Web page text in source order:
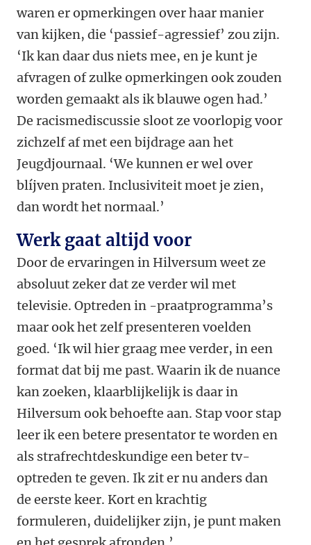
waren er opmerkingen over haar manier
van kijken, die ‘passief-agressief’ zou zijn.
‘Ik kan daar dus niets mee, en je kunt je
afvragen of zulke opmerkingen ook zouden
worden gemaakt als ik blauwe ogen had.’
De racismediscussie sloot ze voorlopig voor
zichzelf af met een bijdrage aan het
Jeugdjournaal. ‘We kunnen er wel over
blíjven praten. Inclusiviteit moet je zien,
dan wordt het normaal.’
Werk gaat altijd voor
Door de ervaringen in Hilversum weet ze
absoluut zeker dat ze verder wil met
televisie. Optreden in -praatprogramma’s
maar ook het zelf presenteren voelden
goed. ‘Ik wil hier graag mee verder, in een
format dat bij me past. Waarin ik de nuance
kan zoeken, klaarblijkelijk is daar in
Hilversum ook behoefte aan. Stap voor stap
leer ik een betere presentator te worden en
als strafrechtdeskundige een beter tv-
optreden te geven. Ik zit er nu anders dan
de eerste keer. Kort en krachtig
formuleren, duidelijker zijn, je punt maken